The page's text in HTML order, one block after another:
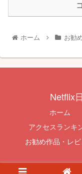
ホーム お勧
Netflix
ホーム
アクセスランキ
お勧め作品・レ